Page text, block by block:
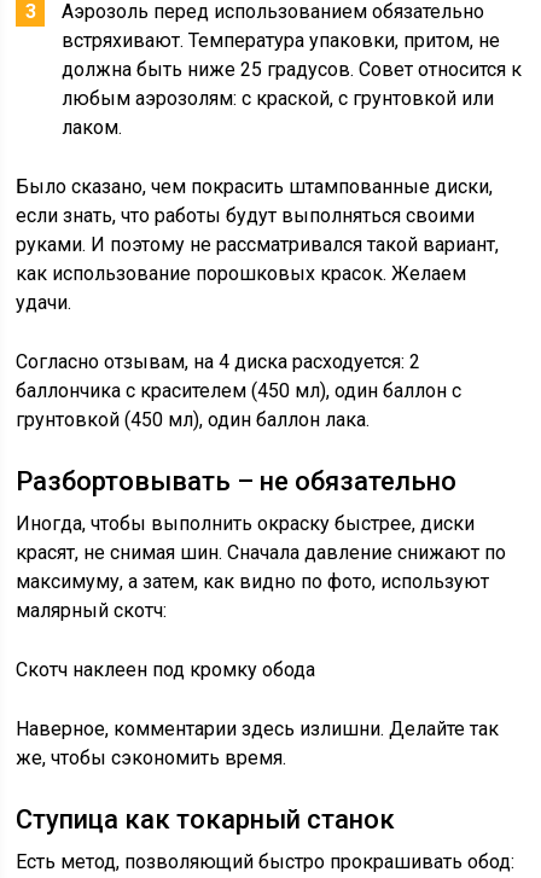
Аэрозоль перед использованием обязательно
встряхивают. Температура упаковки, притом, не
должна быть ниже 25 градусов. Совет относится к
любым аэрозолям: с краской, с грунтовкой или
лаком.
Было сказано, чем покрасить штампованные диски,
если знать, что работы будут выполняться своими
руками. И поэтому не рассматривался такой вариант,
как использование порошковых красок. Желаем
удачи.
Согласно отзывам, на 4 диска расходуется: 2
баллончика с красителем (450 мл), один баллон с
грунтовкой (450 мл), один баллон лака.
Разбортовывать – не обязательно
Иногда, чтобы выполнить окраску быстрее, диски
красят, не снимая шин. Сначала давление снижают по
максимуму, а затем, как видно по фото, используют
малярный скотч:
Скотч наклеен под кромку обода
Наверное, комментарии здесь излишни. Делайте так
же, чтобы сэкономить время.
Ступица как токарный станок
Есть метод, позволяющий быстро прокрашивать обод: